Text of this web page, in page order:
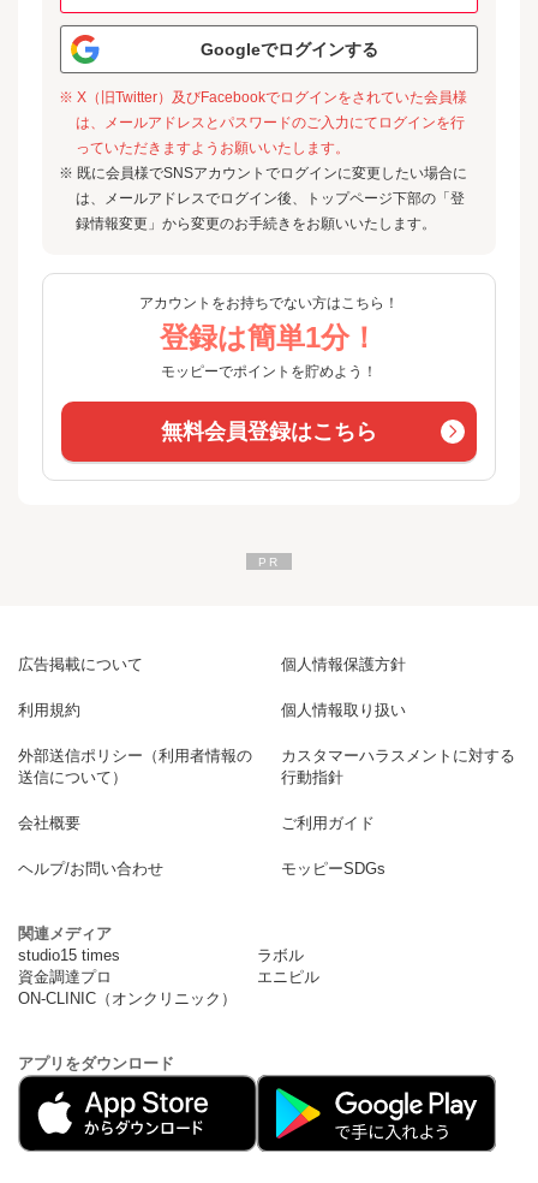
Googleでログインする
※ X（旧Twitter）及びFacebookでログインをされていた会員様
は、メールアドレスとパスワードのご入力にてログインを行
っていただきますようお願いいたします。
※ 既に会員様でSNSアカウントでログインに変更したい場合に
は、メールアドレスでログイン後、トップページ下部の「登
録情報変更」から変更のお手続きをお願いいたします。
アカウントをお持ちでない方はこちら！
登録は簡単1分！
モッピーでポイントを貯めよう！
無料会員登録はこちら
広告掲載について 個人情報保護方針
利用規約 個人情報取り扱い
外部送信ポリシー（利用者情報の
送信について）
カスタマーハラスメントに対する
行動指針
会社概要 ご利用ガイド
ヘルプ/お問い合わせ モッピーSDGs
関連メディア
studio15 times
ラボル
資金調達プロ
エニピル
ON-CLINIC（オンクリニック）
アプリをダウンロード